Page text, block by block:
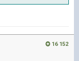
16 152